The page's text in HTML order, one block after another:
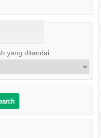
yang ditandai.